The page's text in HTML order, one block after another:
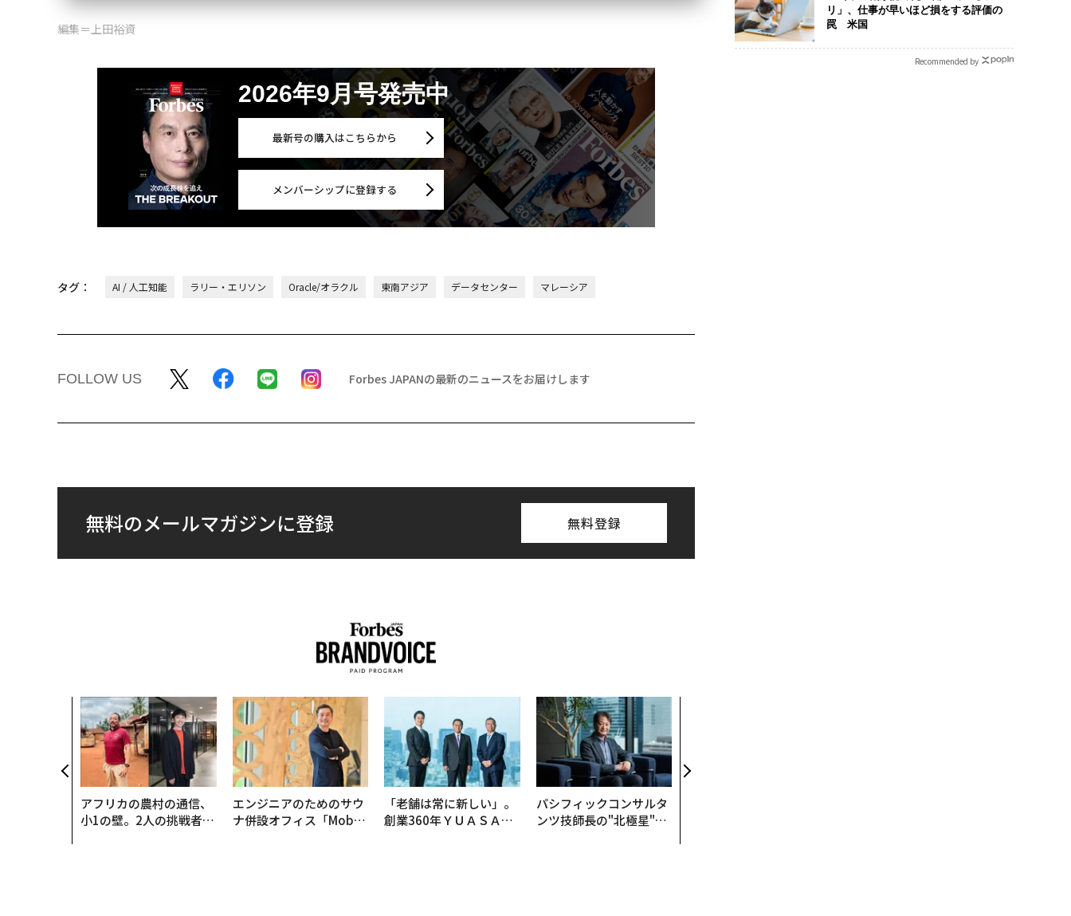
編集＝上田裕資
2026年9月号発売中
最新号の購入はこちらから
メンバーシップに登録する
タグ： AI / 人工知能 ラリー・エリソン Oracle/オラクル 東南アジア データセンター マレーシア
FOLLOW US Forbes JAPANの最新のニュースをお届けします
無料のメールマガジンに登録 無料登録
アフリカの農村の通信、
小1の壁。2人の挑戦者が
エンジニアのためのサウ
ナ併設オフィス「Mobiu
「老舗は常に新しい」。
創業360年ＹＵＡＳＡと
パシフィックコンサルタ
ンツ技師長の"北極星"。
リ」、仕事が早いほど損をする評価の
罠 米国
Recommended by